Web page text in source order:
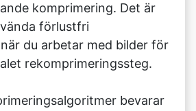
rekomprimeringssteg.
bevarar
av den ursprungliga
bilden som kan verka felfri
är en kopia. Förstörande